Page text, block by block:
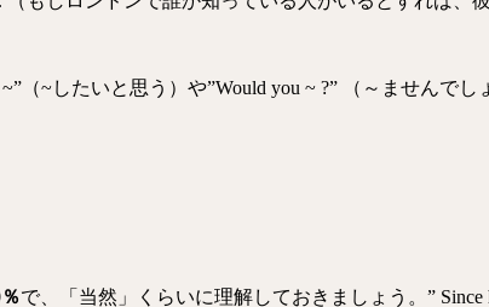
（~したいと思う）や”Would you ~ ?” （～ませんでし
で、「当然」くらいに理解しておきましょう。” Since